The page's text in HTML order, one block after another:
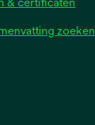
& certificaten
zoeken